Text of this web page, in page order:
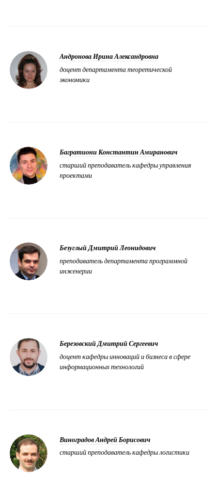
Андронова Ирина Александровна
доцент департамента теоретической
экономики
Багратиони Константин Амиранович
старший преподаватель кафедры управления
проектами
Безуглый Дмитрий Леонидович
преподаватель департамента программной
инженерии
Березовский Дмитрий Сергеевич
доцент кафедры инноваций и бизнеса в сфере
информационных технологий
Виноградов Андрей Борисович
старший преподаватель кафедры логистики